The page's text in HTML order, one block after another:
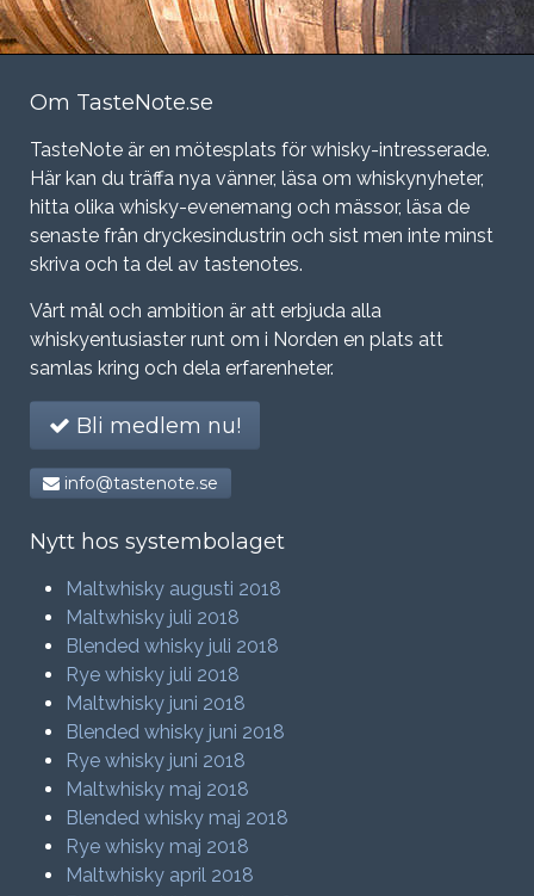
Om TasteNote.se
TasteNote är en mötesplats för whisky-intresserade.
Här kan du träffa nya vänner, läsa om whiskynyheter,
hitta olika whisky-evenemang och mässor, läsa de
senaste från dryckesindustrin och sist men inte minst
skriva och ta del av tastenotes.
Vårt mål och ambition är att erbjuda alla
whiskyentusiaster runt om i Norden en plats att
samlas kring och dela erfarenheter.
Bli medlem nu!
info@tastenote.se
Nytt hos systembolaget
Maltwhisky augusti 2018
Maltwhisky juli 2018
Blended whisky juli 2018
Rye whisky juli 2018
Maltwhisky juni 2018
Blended whisky juni 2018
Rye whisky juni 2018
Maltwhisky maj 2018
Blended whisky maj 2018
Rye whisky maj 2018
Maltwhisky april 2018